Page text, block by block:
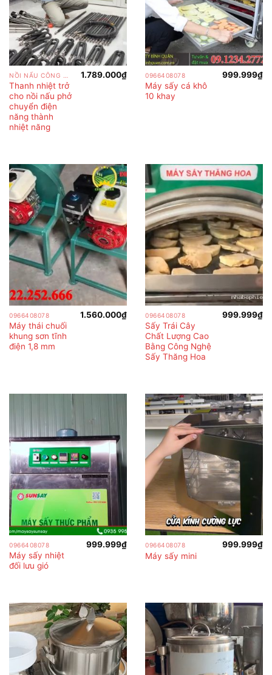
Thanh nhiệt trở
cho nồi nấu phở
chuyển điện
năng thành
nhiệt năng
1.789.000₫ 0966408078
Máy sấy cá khô
10 khay
999.999₫
0966408078
Máy thái chuối
khung sơn tĩnh
điện 1,8 mm
1.560.000₫ 0966408078
Sấy Trái Cây
Chất Lượng Cao
Bằng Công Nghệ
Sấy Thăng Hoa
999.999₫
0966408078
Máy sấy nhiệt
đối lưu gió
999.999₫ 0966408078
Máy sấy mini
999.999₫